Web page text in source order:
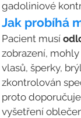
gadoliniové
Jak probíhá
Pacient musí
zobrazení,
vlasů, šperky,
zkontrolován
proto
vyšetření